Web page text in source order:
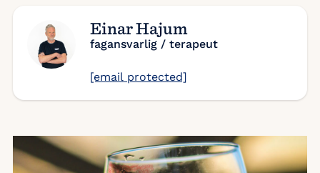
Einar Hajum
fagansvarlig / terapeut
[email protected]